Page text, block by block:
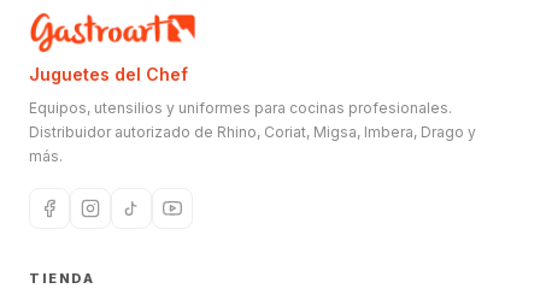
Juguetes del Chef
Equipos, utensilios y uniformes para cocinas profesionales.
Distribuidor autorizado de Rhino, Coriat, Migsa, Imbera, Drago y
más.
TIENDA